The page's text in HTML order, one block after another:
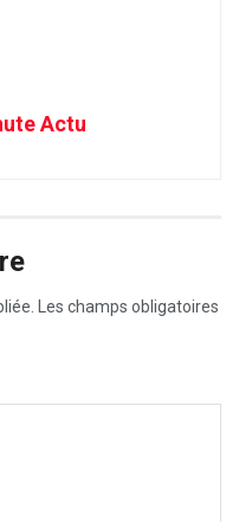
Actu
Les champs obligatoires